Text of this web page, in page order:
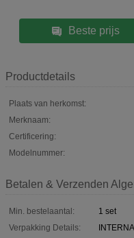
Beste prijs
Productdetails
Plaats van herkomst:
Merknaam:
Certificering:
Modelnummer:
Betalen & Verzenden
Min. bestelaantal:
1 set
Verpakking Details: